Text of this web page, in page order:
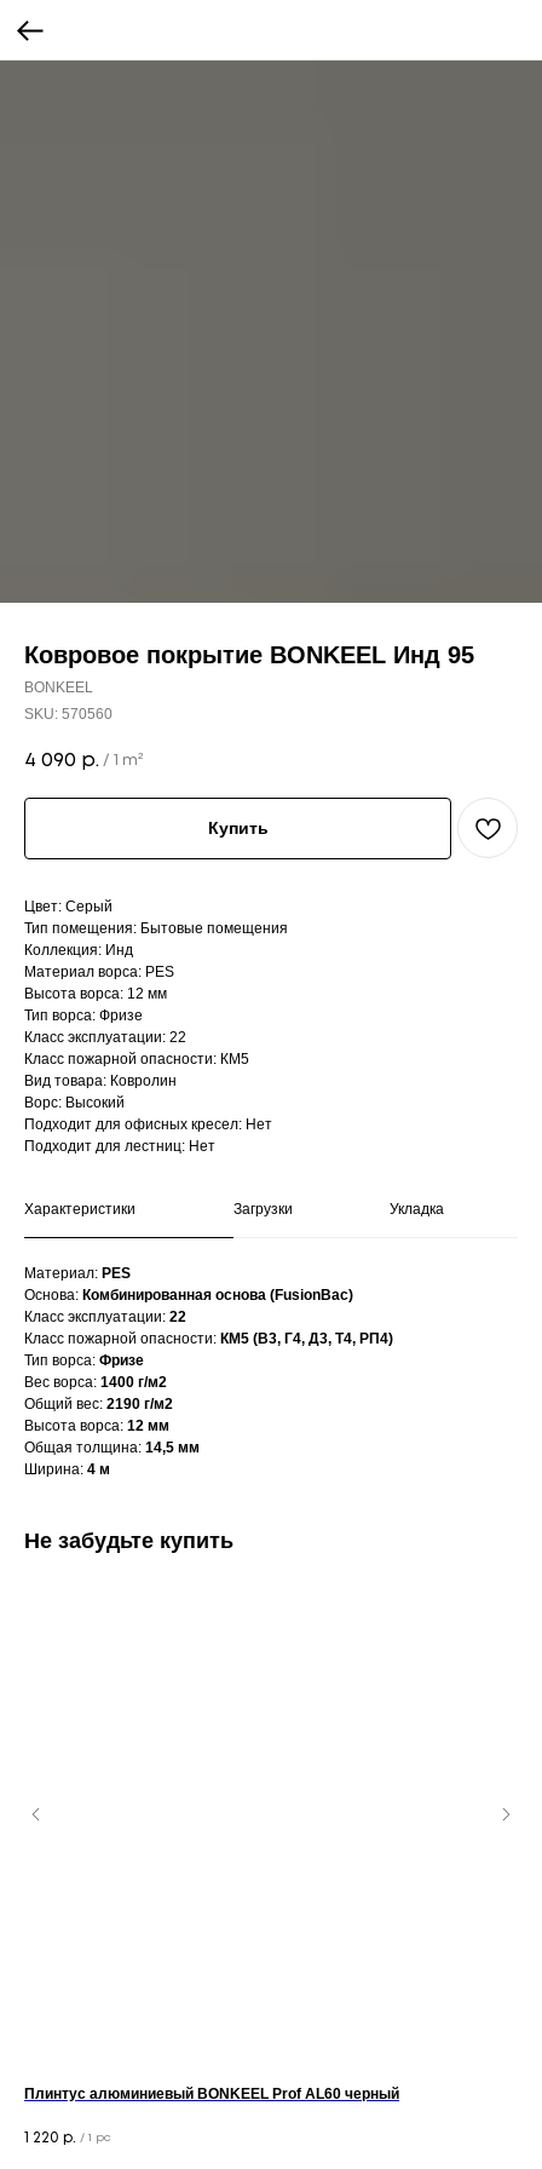
Ковровое покрытие BONKEEL Инд 95
BONKEEL
SKU: 570560
4 090 р. / 1 m²
Купить
Цвет: Серый
Тип помещения: Бытовые помещения
Коллекция: Инд
Материал ворса: PES
Высота ворса: 12 мм
Тип ворса: Фризе
Класс эксплуатации: 22
Класс пожарной опасности: КМ5
Вид товара: Ковролин
Ворс: Высокий
Подходит для офисных кресел: Нет
Подходит для лестниц: Нет
Характеристики Загрузки Укладка
Материал: PES
Основа: Комбинированная основа (FusionBac)
Класс эксплуатации: 22
Класс пожарной опасности: КМ5 (В3, Г4, Д3, Т4, РП4)
Тип ворса: Фризе
Вес ворса: 1400 г/м2
Общий вес: 2190 г/м2
Высота ворса: 12 мм
Общая толщина: 14,5 мм
Ширина: 4 м
Не забудьте купить
Плинтус алюминиевый BONKEEL Prof AL60 черный
1 220 р. / 1 pc